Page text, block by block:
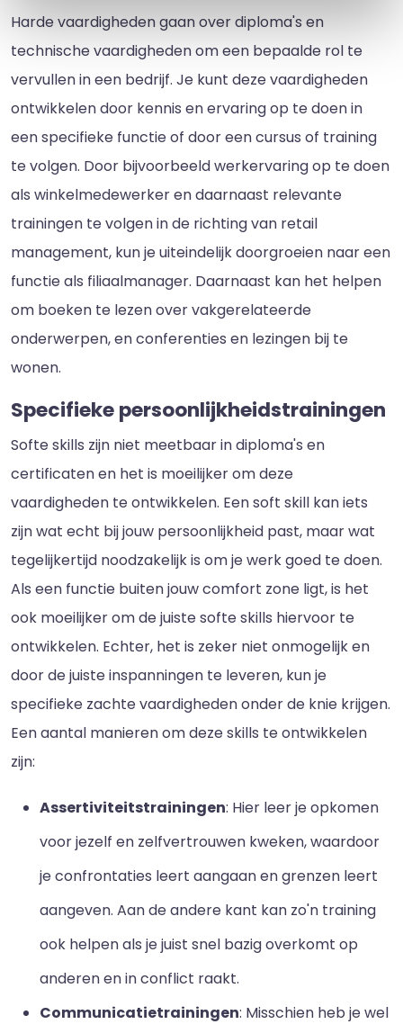
Harde vaardigheden gaan over diploma's en
technische vaardigheden om een bepaalde rol te
vervullen in een bedrijf. Je kunt deze vaardigheden
ontwikkelen door kennis en ervaring op te doen in
een specifieke functie of door een cursus of training
te volgen. Door bijvoorbeeld werkervaring op te doen
als winkelmedewerker en daarnaast relevante
trainingen te volgen in de richting van retail
management, kun je uiteindelijk doorgroeien naar een
functie als filiaalmanager. Daarnaast kan het helpen
om boeken te lezen over vakgerelateerde
onderwerpen, en conferenties en lezingen bij te
wonen.
Specifieke persoonlijkheidstrainingen
Softe skills zijn niet meetbaar in diploma's en
certificaten en het is moeilijker om deze
vaardigheden te ontwikkelen. Een soft skill kan iets
zijn wat echt bij jouw persoonlijkheid past, maar wat
tegelijkertijd noodzakelijk is om je werk goed te doen.
Als een functie buiten jouw comfort zone ligt, is het
ook moeilijker om de juiste softe skills hiervoor te
ontwikkelen. Echter, het is zeker niet onmogelijk en
door de juiste inspanningen te leveren, kun je
specifieke zachte vaardigheden onder de knie krijgen.
Een aantal manieren om deze skills te ontwikkelen
zijn:
Assertiviteitstrainingen: Hier leer je opkomen
voor jezelf en zelfvertrouwen kweken, waardoor
je confrontaties leert aangaan en grenzen leert
aangeven. Aan de andere kant kan zo'n training
ook helpen als je juist snel bazig overkomt op
anderen en in conflict raakt.
Communicatietrainingen: Misschien heb je wel